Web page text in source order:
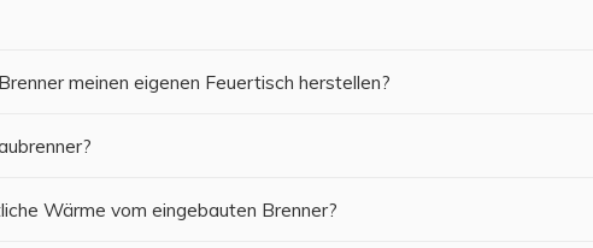
meinen eigenen Feuertisch herstellen?
Wärme vom eingebauten Brenner?